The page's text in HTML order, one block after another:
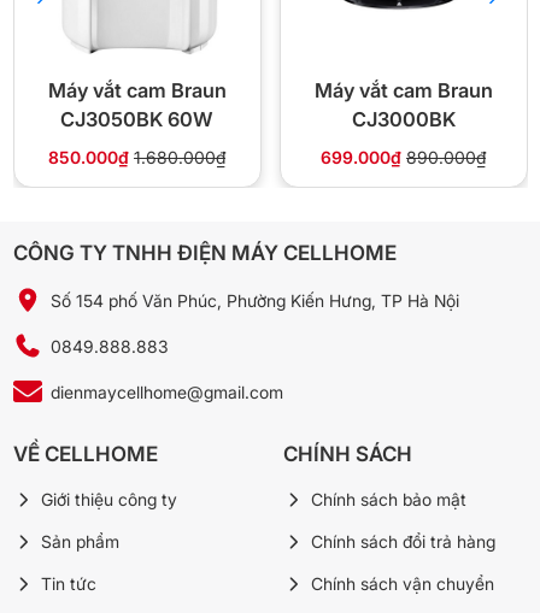
Vòi rót
Bộ lọc Ngăn hạt tích hợp
Màu sắc Trắng (WH)
🏪 Vì sao mua tại Cellhome?
⚡ Giao 4H nội thành Hà Nội, freeship đơn từ 300k
🔄 Đổi trả trong 10 ngày nếu lỗi do nhà sản xuất
💰 Giá ưu đãi: 850.000đ 1.290.000đ
📞 Gọi 0849.888.883
Máy vắt cam Braun
CJ3050BK 60W
850.000₫ 1.680.000₫
Máy vắt cam Braun
CJ3000BK
699.000₫ 890.000₫
CÔNG TY TNHH ĐIỆN MÁY CELLHOME
Số 154 phố Văn Phúc, Phường Kiến Hưng, TP Hà Nội
0849.888.883
dienmaycellhome@gmail.com
VỀ CELLHOME
Giới thiệu công ty
Sản phẩm
Tin tức
CHÍNH SÁCH
Chính sách bảo mật
Chính sách đổi trả hàng
Chính sách vận chuyển